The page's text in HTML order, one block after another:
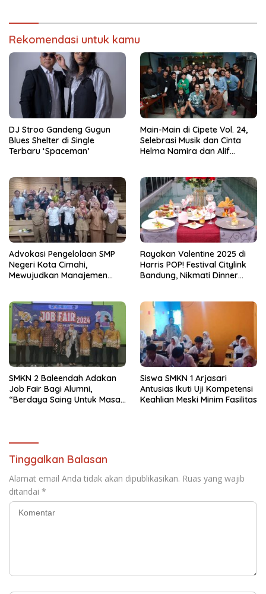
Rekomendasi untuk kamu
DJ Stroo Gandeng Gugun
Blues Shelter di Single
Terbaru ‘Spaceman’
Main-Main di Cipete Vol. 24,
Selebrasi Musik dan Cinta
Helma Namira dan Alif
Advokasi Pengelolaan SMP
Negeri Kota Cimahi,
Mewujudkan Manajemen
Rayakan Valentine 2025 di
Harris POP! Festival Citylink
Bandung, Nikmati Dinner
SMKN 2 Baleendah Adakan
Job Fair Bagi Alumni,
“Berdaya Saing Untuk Masa
Siswa SMKN 1 Arjasari
Antusias Ikuti Uji Kompetensi
Keahlian Meski Minim Fasilitas
Tinggalkan Balasan
Alamat email Anda tidak akan dipublikasikan. Ruas yang wajib
ditandai *